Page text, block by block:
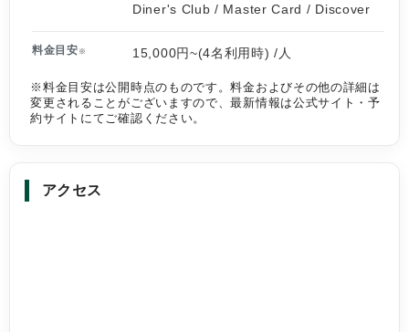
Diner's Club / Master Card / Discover
料金目安 ※ 15,000円~(4名利用時) /人
※料金目安は公開時点のものです。料金およびその他の詳細は
変更されることがございますので、最新情報は公式サイト・予
約サイトにてご確認ください。
アクセス